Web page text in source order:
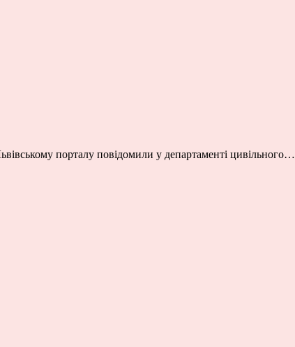
порталу повідомили у департаменті цивільного…